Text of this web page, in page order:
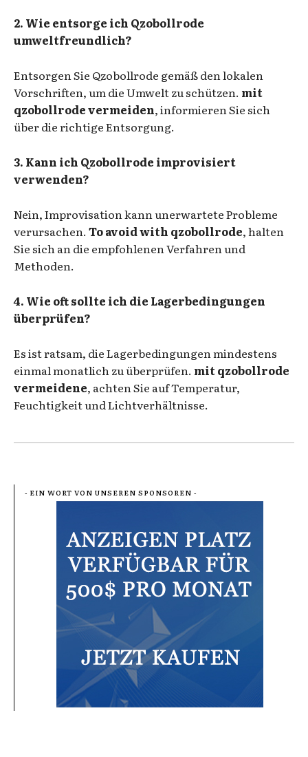
2. Wie entsorge ich Qzobollrode
umweltfreundlich?
Entsorgen Sie Qzobollrode gemäß den lokalen
Vorschriften, um die Umwelt zu schützen. mit
qzobollrode vermeiden, informieren Sie sich
über die richtige Entsorgung.
3. Kann ich Qzobollrode improvisiert
verwenden?
Nein, Improvisation kann unerwartete Probleme
verursachen. To avoid with qzobollrode, halten
Sie sich an die empfohlenen Verfahren und
Methoden.
4. Wie oft sollte ich die Lagerbedingungen
überprüfen?
Es ist ratsam, die Lagerbedingungen mindestens
einmal monatlich zu überprüfen. mit qzobollrode
vermeidene, achten Sie auf Temperatur,
Feuchtigkeit und Lichtverhältnisse.
- EIN WORT VON UNSEREN SPONSOREN -